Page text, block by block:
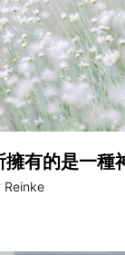
有的是一種
Reinke